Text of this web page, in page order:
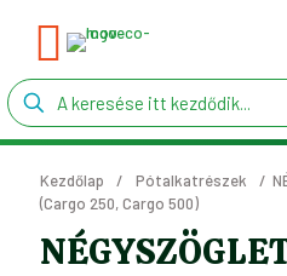
Kezdőlap / Pótalkatrészek /
(Cargo 250, Cargo 500)